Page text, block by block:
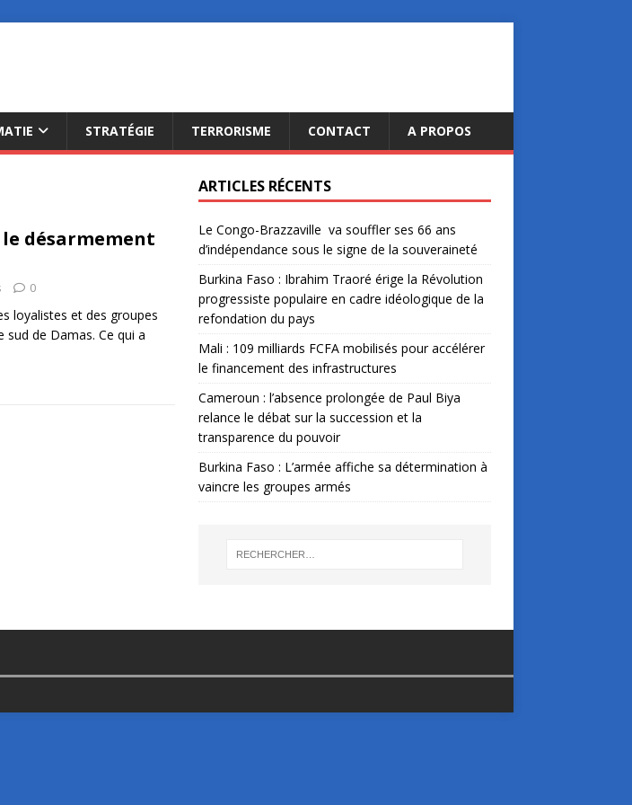
STRATÉGIE TERRORISME CONTACT A PROPOS
désarmement
0
loyalistes et des groupes
sud de Damas. Ce qui a
ARTICLES RÉCENTS
Le Congo-Brazzaville va souffler ses 66 ans
d’indépendance sous le signe de la souveraineté
Burkina Faso : Ibrahim Traoré érige la Révolution
progressiste populaire en cadre idéologique de la
refondation du pays
Mali : 109 milliards FCFA mobilisés pour accélérer
le financement des infrastructures
Cameroun : l’absence prolongée de Paul Biya
relance le débat sur la succession et la
transparence du pouvoir
Burkina Faso : L’armée affiche sa détermination à
vaincre les groupes armés